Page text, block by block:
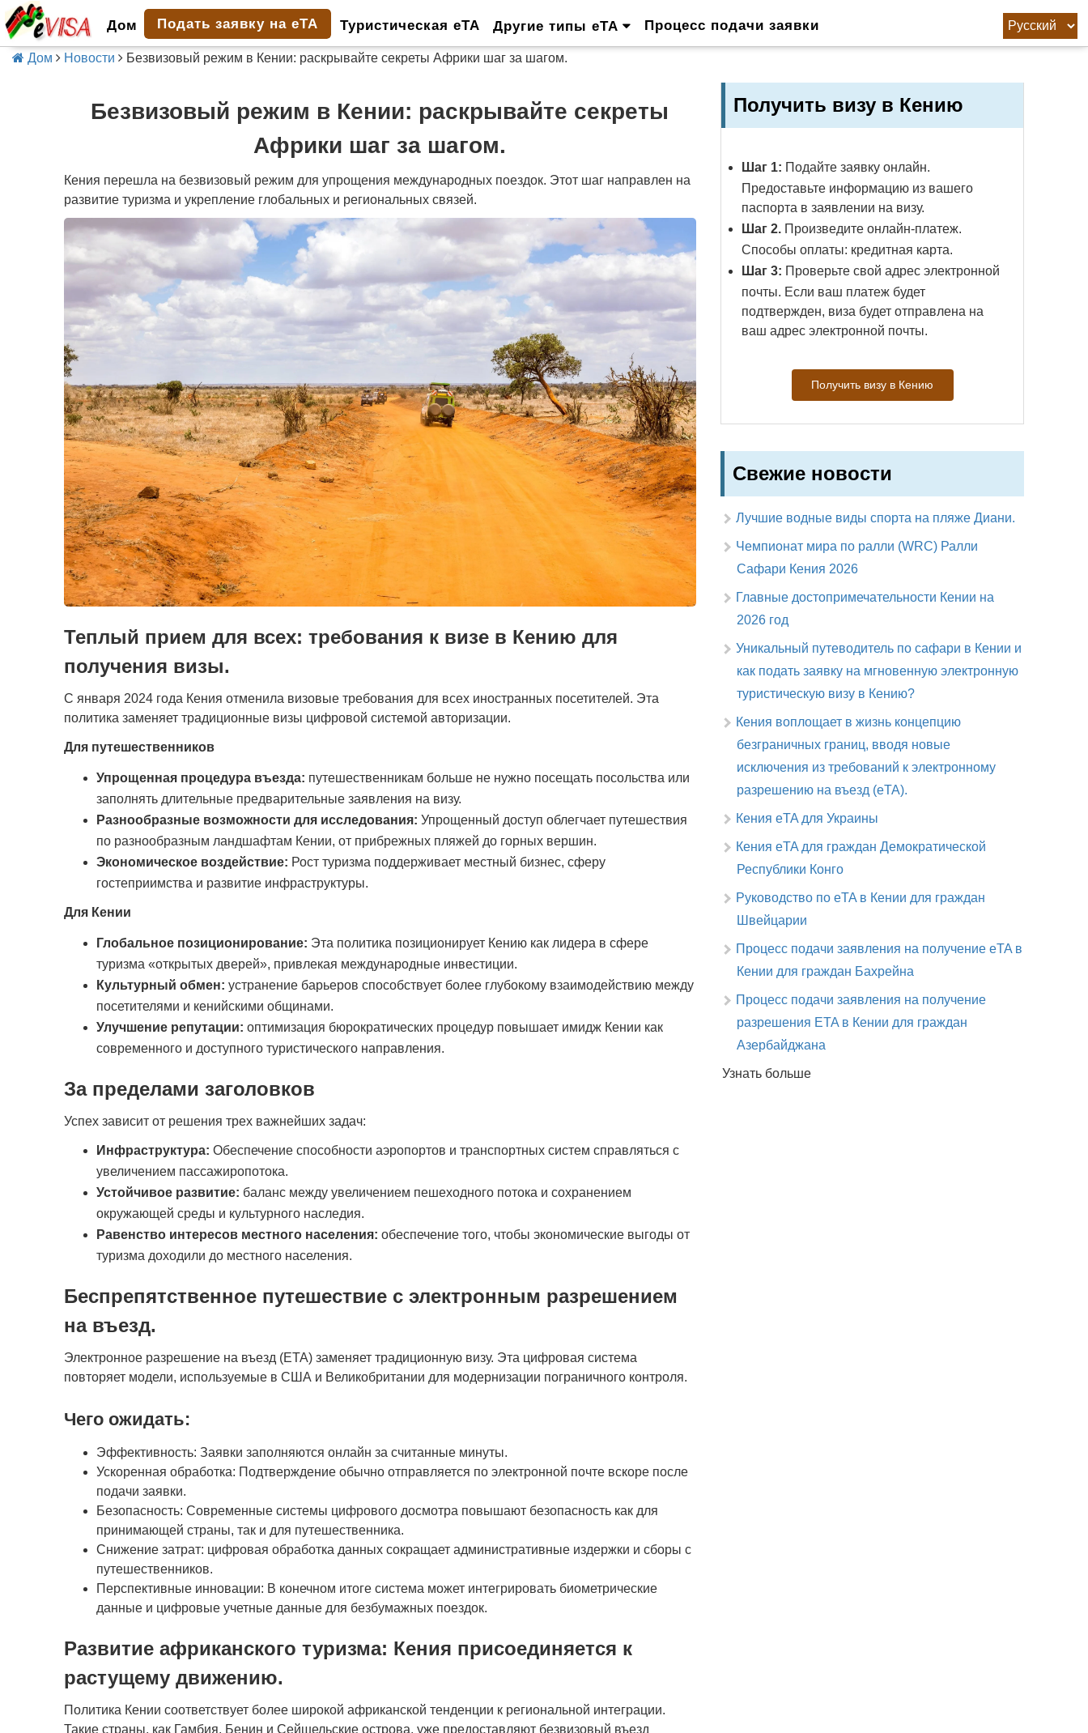
Дом Подать заявку на eTA Туристическая eTA Другие типы eTA Процесс подачи заявки
Дом Новости Безвизовый режим в Кении: раскрывайте секреты Африки шаг за шагом.
Безвизовый режим в Кении: раскрывайте секреты
Африки шаг за шагом.
Кения перешла на безвизовый режим для упрощения международных поездок. Этот шаг направлен на
развитие туризма и укрепление глобальных и региональных связей.
Теплый прием для всех: требования к визе в Кению для
получения визы.
С января 2024 года Кения отменила визовые требования для всех иностранных посетителей. Эта
политика заменяет традиционные визы цифровой системой авторизации.
Для путешественников
Упрощенная процедура въезда: путешественникам больше не нужно посещать посольства или
заполнять длительные предварительные заявления на визу.
Разнообразные возможности для исследования: Упрощенный доступ облегчает путешествия
по разнообразным ландшафтам Кении, от прибрежных пляжей до горных вершин.
Экономическое воздействие: Рост туризма поддерживает местный бизнес, сферу
гостеприимства и развитие инфраструктуры.
Для Кении
Глобальное позиционирование: Эта политика позиционирует Кению как лидера в сфере
туризма «открытых дверей», привлекая международные инвестиции.
Культурный обмен: устранение барьеров способствует более глубокому взаимодействию между
посетителями и кенийскими общинами.
Улучшение репутации: оптимизация бюрократических процедур повышает имидж Кении как
современного и доступного туристического направления.
За пределами заголовков
Успех зависит от решения трех важнейших задач:
Инфраструктура: Обеспечение способности аэропортов и транспортных систем справляться с
увеличением пассажиропотока.
Устойчивое развитие: баланс между увеличением пешеходного потока и сохранением
окружающей среды и культурного наследия.
Равенство интересов местного населения: обеспечение того, чтобы экономические выгоды от
туризма доходили до местного населения.
Беспрепятственное путешествие с электронным разрешением
на въезд.
Электронное разрешение на въезд (ETA) заменяет традиционную визу. Эта цифровая система
повторяет модели, используемые в США и Великобритании для модернизации пограничного контроля.
Чего ожидать:
Эффективность: Заявки заполняются онлайн за считанные минуты.
Ускоренная обработка: Подтверждение обычно отправляется по электронной почте вскоре после
подачи заявки.
Безопасность: Современные системы цифрового досмотра повышают безопасность как для
принимающей страны, так и для путешественника.
Снижение затрат: цифровая обработка данных сокращает административные издержки и сборы с
путешественников.
Перспективные инновации: В конечном итоге система может интегрировать биометрические
данные и цифровые учетные данные для безбумажных поездок.
Развитие африканского туризма: Кения присоединяется к
растущему движению.
Политика Кении соответствует более широкой африканской тенденции к региональной интеграции.
Такие страны, как Гамбия, Бенин и Сейшельские острова, уже предоставляют безвизовый въезд
Получить визу в Кению
Шаг 1: Подайте заявку онлайн.
Предоставьте информацию из вашего
паспорта в заявлении на визу.
Шаг 2.Произведите онлайн-платеж.
Способы оплаты: кредитная карта.
Шаг 3: Проверьте свой адрес электронной
почты. Если ваш платеж будет
подтвержден, виза будет отправлена ​​на
ваш адрес электронной почты.
Получить визу в Кению
Свежие новости
Лучшие водные виды спорта на пляже Диани.
Чемпионат мира по ралли (WRC) Ралли
Сафари Кения 2026
Главные достопримечательности Кении на
2026 год
Уникальный путеводитель по сафари в Кении и
как подать заявку на мгновенную электронную
туристическую визу в Кению?
Кения воплощает в жизнь концепцию
безграничных границ, вводя новые
исключения из требований к электронному
разрешению на въезд (eTA).
Кения eTA для Украины
Кения eTA для граждан Демократической
Республики Конго
Руководство по eTA в Кении для граждан
Швейцарии
Процесс подачи заявления на получение eTA в
Кении для граждан Бахрейна
Процесс подачи заявления на получение
разрешения ETA в Кении для граждан
Азербайджана
Узнать больше